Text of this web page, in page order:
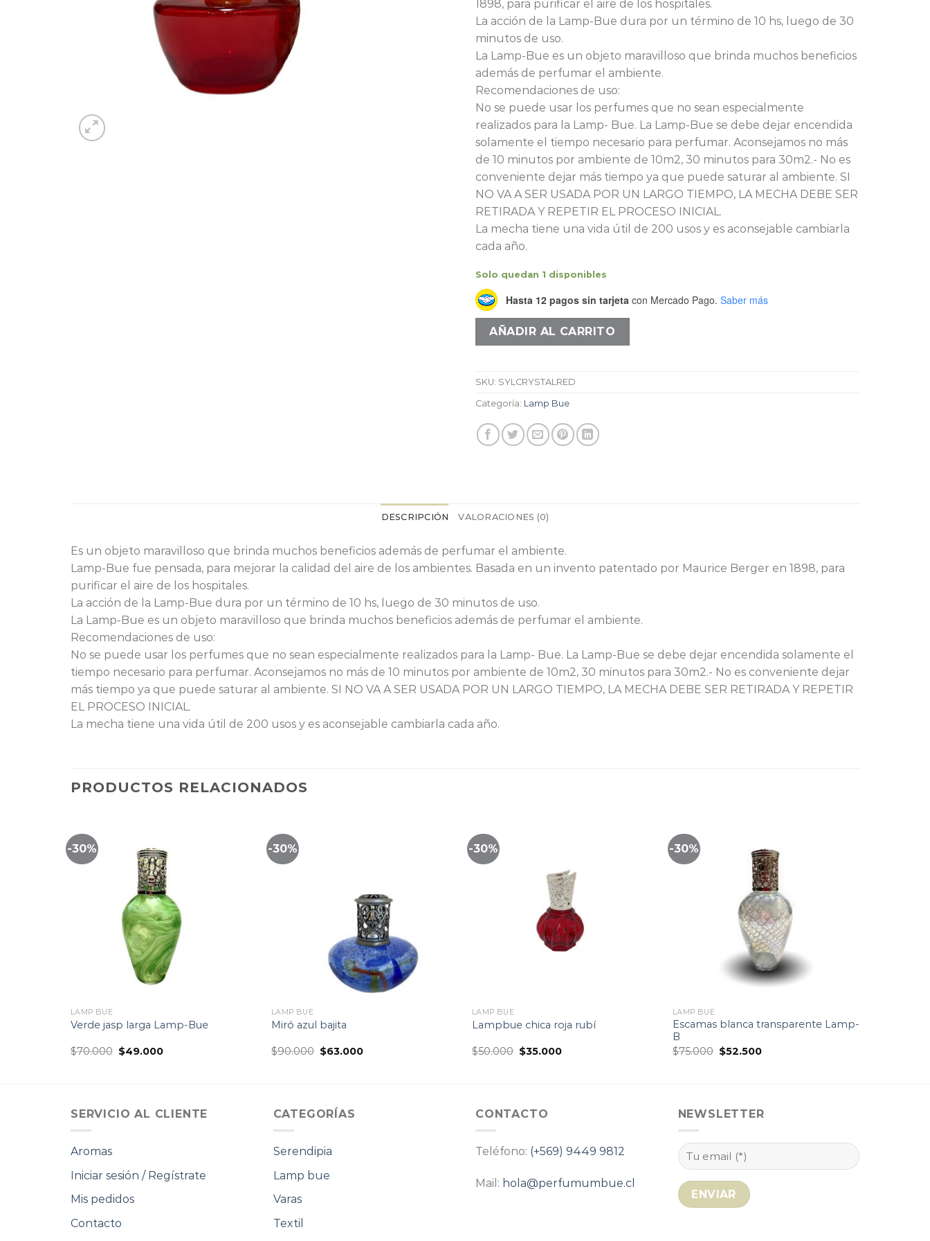
1898, para purificar el aire de los hospitales.
La acción de la Lamp-Bue dura por un término de 10 hs, luego de 30
minutos de uso.
La Lamp-Bue es un objeto maravilloso que brinda muchos beneficios
además de perfumar el ambiente.
Recomendaciones de uso:
No se puede usar los perfumes que no sean especialmente
realizados para la Lamp- Bue. La Lamp-Bue se debe dejar encendida
solamente el tiempo necesario para perfumar. Aconsejamos no más
de 10 minutos por ambiente de 10m2, 30 minutos para 30m2.- No es
conveniente dejar más tiempo ya que puede saturar al ambiente. SI
NO VA A SER USADA POR UN LARGO TIEMPO, LA MECHA DEBE SER
RETIRADA Y REPETIR EL PROCESO INICIAL.
La mecha tiene una vida útil de 200 usos y es aconsejable cambiarla
cada año.
Solo quedan 1 disponibles
Hasta 12 pagos sin tarjeta con Mercado Pago. Saber más
AÑADIR AL CARRITO
SKU: SYLCRYSTALRED
Categoría: Lamp Bue
DESCRIPCIÓN VALORACIONES (0)
Es un objeto maravilloso que brinda muchos beneficios además de perfumar el ambiente.
Lamp-Bue fue pensada, para mejorar la calidad del aire de los ambientes. Basada en un invento patentado por Maurice Berger en 1898, para
purificar el aire de los hospitales.
La acción de la Lamp-Bue dura por un término de 10 hs, luego de 30 minutos de uso.
La Lamp-Bue es un objeto maravilloso que brinda muchos beneficios además de perfumar el ambiente.
Recomendaciones de uso:
No se puede usar los perfumes que no sean especialmente realizados para la Lamp- Bue. La Lamp-Bue se debe dejar encendida solamente el
tiempo necesario para perfumar. Aconsejamos no más de 10 minutos por ambiente de 10m2, 30 minutos para 30m2.- No es conveniente dejar
más tiempo ya que puede saturar al ambiente. SI NO VA A SER USADA POR UN LARGO TIEMPO, LA MECHA DEBE SER RETIRADA Y REPETIR
EL PROCESO INICIAL.
La mecha tiene una vida útil de 200 usos y es aconsejable cambiarla cada año.
PRODUCTOS RELACIONADOS
-30%
LAMP BUE
Verde jasp larga Lamp-Bue
$70.000 El
precio
$49.000El
-30%
LAMP BUE
Miró azul bajita
$90.000 El
precio
$63.000El
-30%
LAMP BUE
Lampbue chica roja rubí
$50.000 El
precio
$35.000El
-30%
LAMP BUE
Escamas blanca transparente Lamp-
B
$75.000 El
precio
$52.500El
SERVICIO AL CLIENTE
Aromas
Iniciar sesión / Regístrate
Mis pedidos
Contacto
CATEGORÍAS
Serendipia
Lamp bue
Varas
Textil
CONTACTO
Teléfono: (+569) 9449 9812
Mail: hola@perfumumbue.cl
NEWSLETTER